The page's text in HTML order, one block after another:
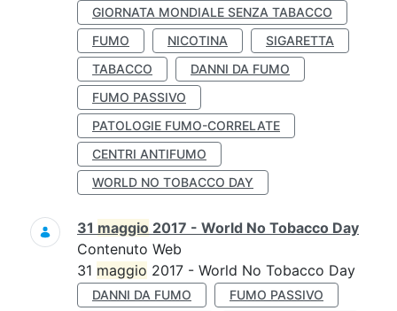
GIORNATA MONDIALE SENZA TABACCO
FUMO
NICOTINA
SIGARETTA
TABACCO
DANNI DA FUMO
FUMO PASSIVO
PATOLOGIE FUMO-CORRELATE
CENTRI ANTIFUMO
WORLD NO TOBACCO DAY
31 maggio 2017 - World No Tobacco Day
Contenuto Web
31 maggio 2017 - World No Tobacco Day
DANNI DA FUMO
FUMO PASSIVO